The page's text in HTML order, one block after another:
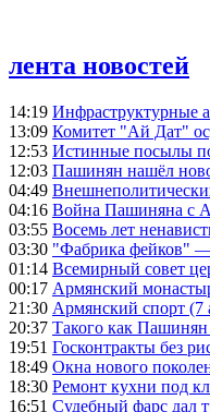
лента новостей
14:19 Инфраструктурные
13:09 Комитет "Ай Дат"
12:53 Истинные посылы
12:03 Пашинян нашёл
04:49
04:16 Война Пашиняна с
03:55 Восемь лет
03:30 "Фабрика фейков"
01:14 Всемирный совет
00:17 Армянский
21:30 Армянский спорт (7
20:37 Такого как Пашинян
19:51 Госконтракты без
18:49 Окна нового
18:30 Ремонт кухни под
16:51 Судебный фарс дал